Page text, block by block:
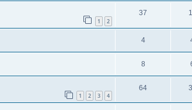
1 2
37
4
8
1 2 3 4
64